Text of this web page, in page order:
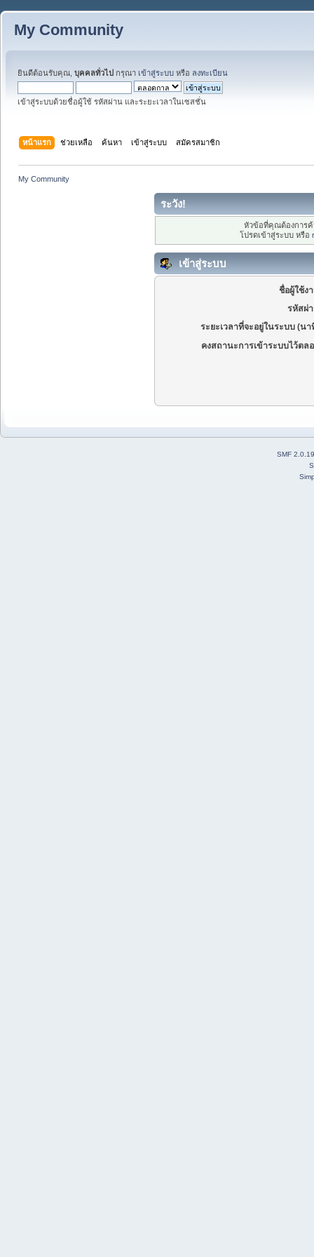
My Community
ยินดีต้อนรับคุณ, บุคคลทั่วไป กรุณา เข้าสู่ระบบ หรือ ลงทะเบียน
เข้าสู่ระบบด้วยชื่อผู้ใช้ รหัสผ่าน และระยะเวลาในเซสชั่น
หน้าแรก ช่วยเหลือ ค้นหา เข้าสู่ระบบ สมัครสมาชิก
My Community
ระวัง!
หัวข้อที่คุณต้องการ
โปรดเข้าสู่ระบบ หรือ
เข้าสู่ระบบ
ชื่อผู้ใช้ง
รหัสผ่
ระยะเวลาที่จะอยู่ในระบบ (นา
คงสถานะการเข้าระบบไว้ตล
SMF 2.0.19